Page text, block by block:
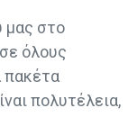
μας στο
όλους
πακέτα
πολυτέλεια,